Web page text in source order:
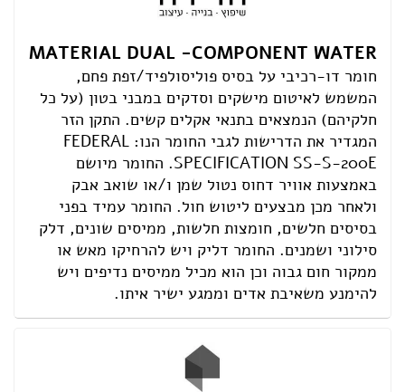
MATERIAL DUAL -COMPONENT WATER
חומר דו-רכיבי על בסיס פוליסולפיד/זפת פחם,
המשמש לאיטום מישקים וסדקים במבני בטון (על כל
חלקיהם) הנמצאים בתנאי אקלים קשים. התקן הזר
המגדיר את הדרישות לגבי החומר הנו: FEDERAL
.SPECIFICATION SS-S-200E החומר מיושם
באמצעות אוויר דחוס נטול שמן ו/או שואב אבק
ולאחר מכן מבצעים ליטוש חול. החומר עמיד בפני
בסיסים חלשים, חומצות חלשות, ממיסים שונים, דלק
סילוני ושמנים. החומר דליק ויש להרחיקו מאש או
ממקור חום גבוה וכן הוא מכיל ממיסים נדיפים ויש
להימנע משאיבת אדים וממגע ישיר איתו.